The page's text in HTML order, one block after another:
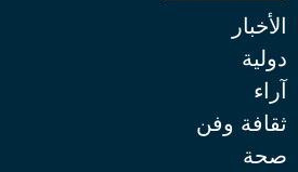
الأخبار
دولية
آراء
ثقافة وفن
صحة